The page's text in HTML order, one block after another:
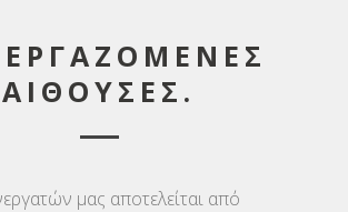
ΑΙΘΟΥΣΕΣ.
μας αποτελείται από